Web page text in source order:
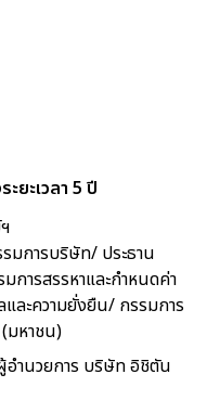
ยะเวลา 5 ปี
มการบริษัท/ ประธาน
การสรรหาและกำหนดค่า
ละความยั่งยืน/ กรรมการ
มหาชน)
ำนวยการ บริษัท อิชิตัน